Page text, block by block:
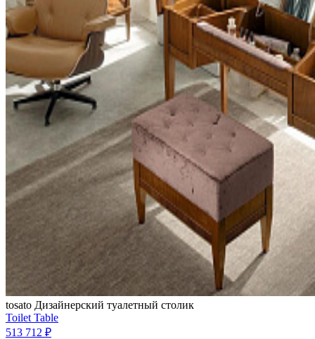
tosato Дизайнерский туалетный столик
Toilet Table
513 712 ₽